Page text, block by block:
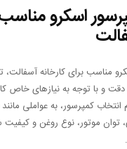
اسکرو
مناسب برای کارخانه
و با توجه به نیازهای خاص
انتخاب کمپرسور، به عواملی
توان موتور، نوع روغن و